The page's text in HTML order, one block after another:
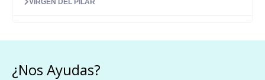
VIRGEN DEL PILAR
¿Nos Ayudas?